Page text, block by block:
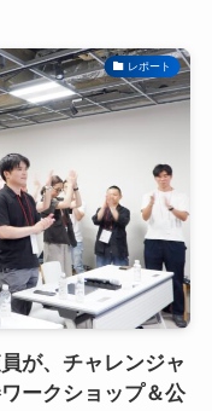
レポート
が、チャレンジャ
ークショップ＆公